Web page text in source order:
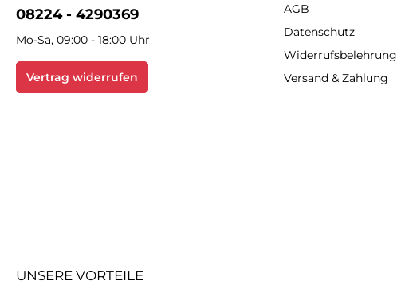
08224 - 4290369
Mo-Sa, 09:00 - 18:00 Uhr
Vertrag widerrufen
AGB
Datenschutz
Widerrufsbelehrung
Versand & Zahlung
UNSERE VORTEILE